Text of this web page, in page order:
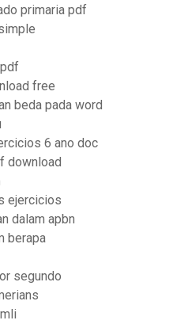
primaria pdf
free
beda pada word
6 ano doc
download
ejercicios
dalam apbn
berapa
segundo